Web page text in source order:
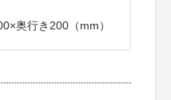
奥行き200（mm）